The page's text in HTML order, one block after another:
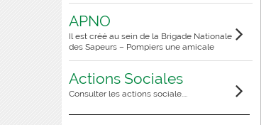
APNO
Il est créé au sein de la Brigade Nationale
des Sapeurs – Pompiers une amicale
Actions Sociales
Consulter les actions sociale....